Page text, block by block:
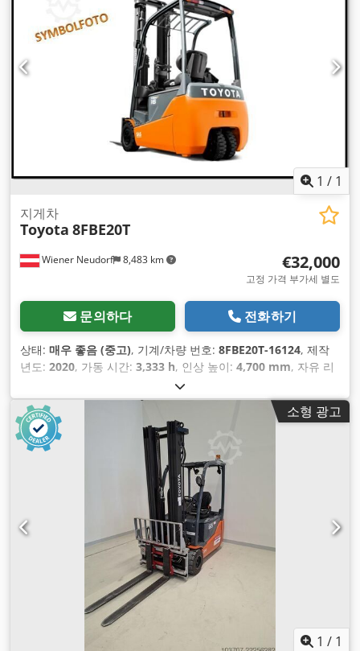
1 / 1
Wiener Neudorf 8,483 km
지게차
Toyota 8FBE20T
€32,000
고정 가격 부가세 별도
문의하다 전화하기
상태: 매우 좋음 (중고), 기계/차량 번호: 8FBE20T-16124, 제작
년도: 2020, 가동 시간: 3,333 h, 인상 높이: 4,700 mm, 자유 리
전기
터리 용량:690 아, 포크 길이:1,200 mm,
소형 광고
1 / 1